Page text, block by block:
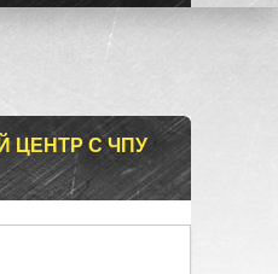
С ЧПУ